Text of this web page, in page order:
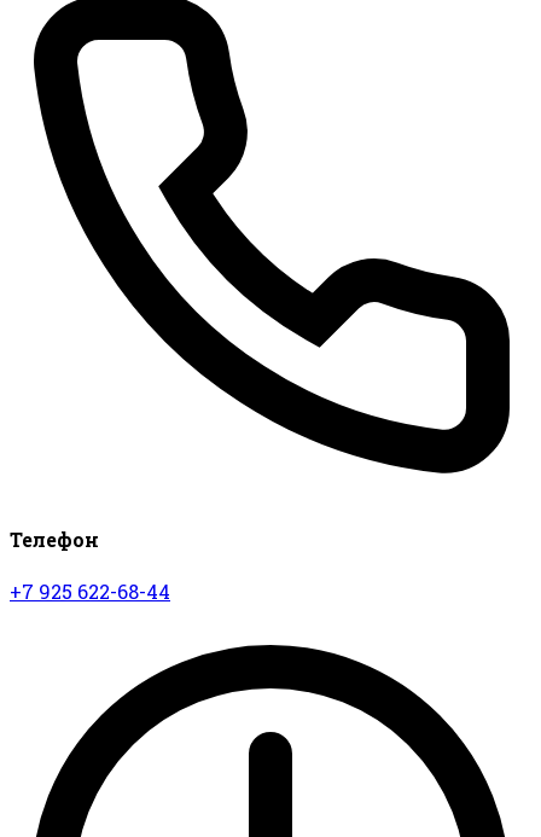
Телефон
+7 925 622-68-44